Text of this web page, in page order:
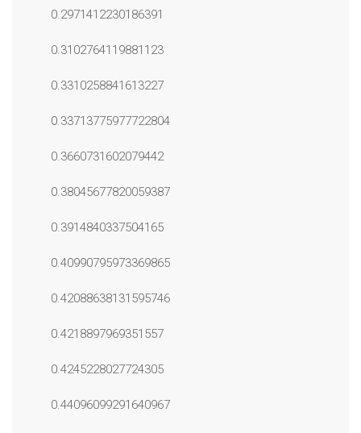
0.2971412230186391
0.3102764119881123
0.3310258841613227
0.33713775977722804
0.3660731602079442
0.38045677820059387
0.3914840337504165
0.40990795973369865
0.42088638131595746
0.4218897969351557
0.4245228027724305
0.44096099291640967